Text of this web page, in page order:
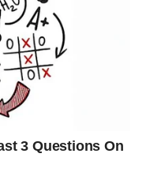
tereta.
dolazi do vas.